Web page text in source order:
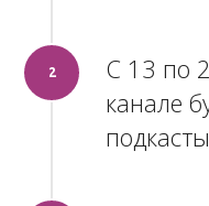
2
С 13 по
канале